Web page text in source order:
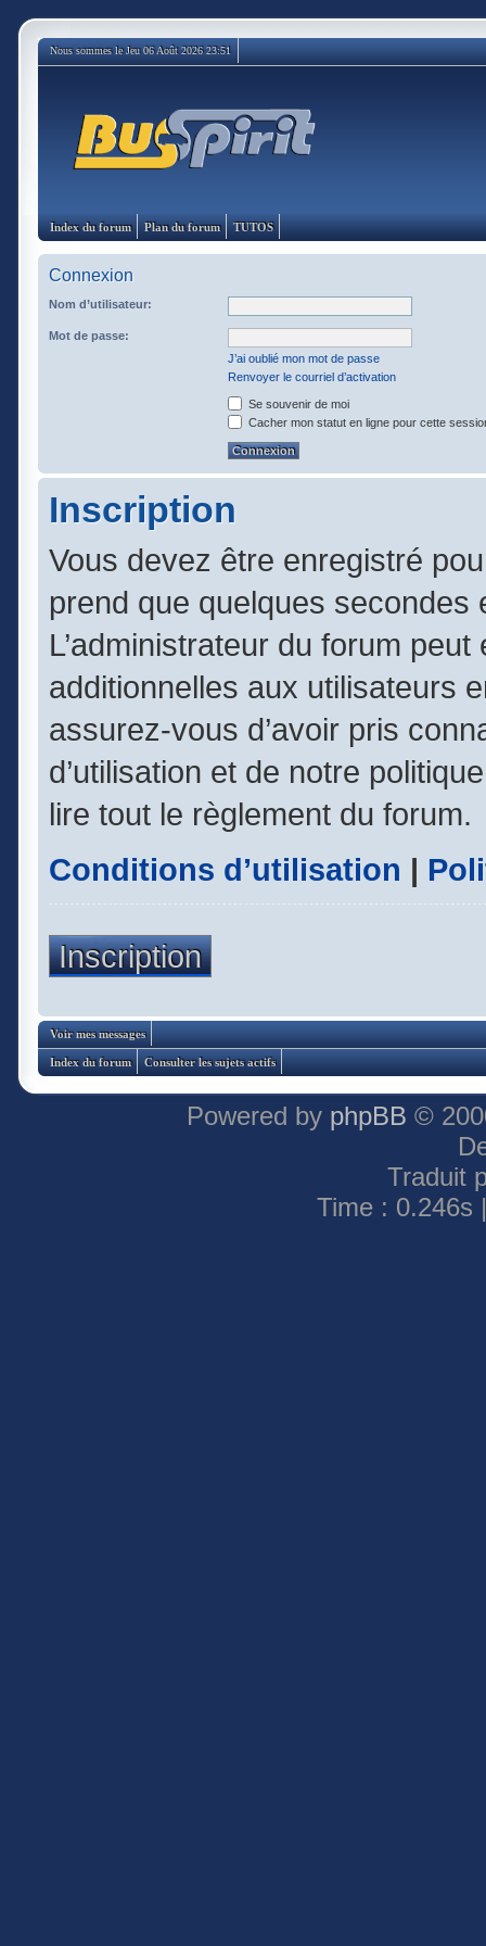
Nous sommes le Jeu 06 Août 2026 23:51
Index du forum Plan du forum TUTOS
Connexion
Nom d’utilisateur:
Mot de passe:
J’ai oublié mon mot de passe
Renvoyer le courriel d’activation
Se souvenir de moi
Cacher mon statut en ligne pour cette
Inscription
Vous devez être enregistré
prend que quelques
L’administrateur du forum
additionnelles aux utilisateurs
assurez-vous d’avoir pris
d’utilisation et de notre
lire tout le règlement du forum.
Conditions d’utilisation |
Inscription
Voir mes messages
Index du forum Consulter les sujets actifs
Powered by phpBB ©
Traduit
Time : 0.246s